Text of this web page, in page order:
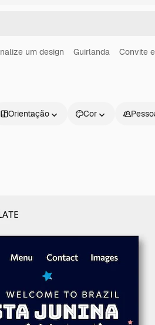
um design Guirlanda Convite
Orientação Cor
de IA
Começar
Documentação
Atendimento
Termos e